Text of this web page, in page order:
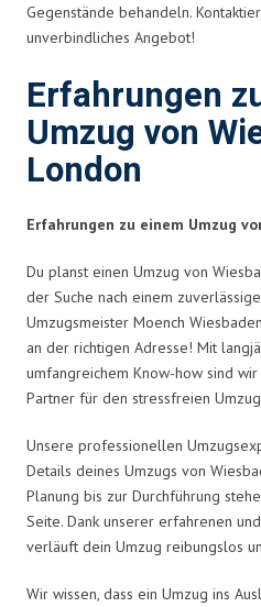
Gegenstände behandeln.
unverbindliches Angebot!
Erfahrungen
Umzug von
London
Erfahrungen zu einem Umzug
Du planst einen Umzug von
der Suche nach einem
Umzugsmeister Moench
an der richtigen Adresse! Mit
umfangreichem Know-how sind
Partner für den stressfreien
Unsere professionellen
Details deines Umzugs von
Planung bis zur Durchführung
Seite. Dank unserer erfahrenen
verläuft dein Umzug reibungslos
Wir wissen, dass ein Umzug ins